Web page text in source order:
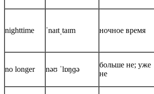
nighttime ˈnaɪtˌtaɪm ночное время
no longer nəʊ ˈlɒŋɡə
больше не; уже
не